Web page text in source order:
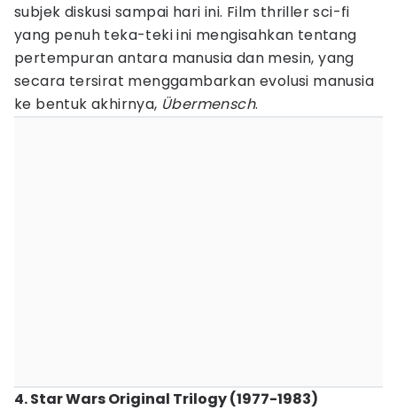
subjek diskusi sampai hari ini. Film thriller sci-fi
yang penuh teka-teki ini mengisahkan tentang
pertempuran antara manusia dan mesin, yang
secara tersirat menggambarkan evolusi manusia
ke bentuk akhirnya, Übermensch.
4. Star Wars Original Trilogy (1977-1983)